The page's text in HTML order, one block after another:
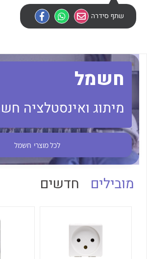
לכל מוצרי היצרן
לכל מוצרי היצרן
שתף סידרה
חשמל
מיתוג ואינסטלציה
לכל מוצרי חשמל
מובילים חדשים